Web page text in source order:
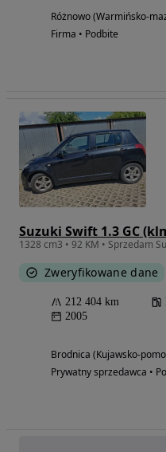
Różnowo (Warmińsko-
Firma • Podbite
Suzuki Swift 1.3 GC
1328 cm3 • 92 KM • Sprzedam
Zweryfikowane dane
212 404 km
2005
Brodnica (Kujawsko-
Prywatny sprzedawca •